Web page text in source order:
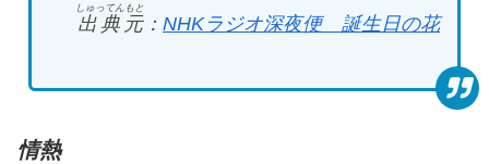
出典元
しゅってんもと
： NHKラジオ深夜便 誕生日の花
情熱